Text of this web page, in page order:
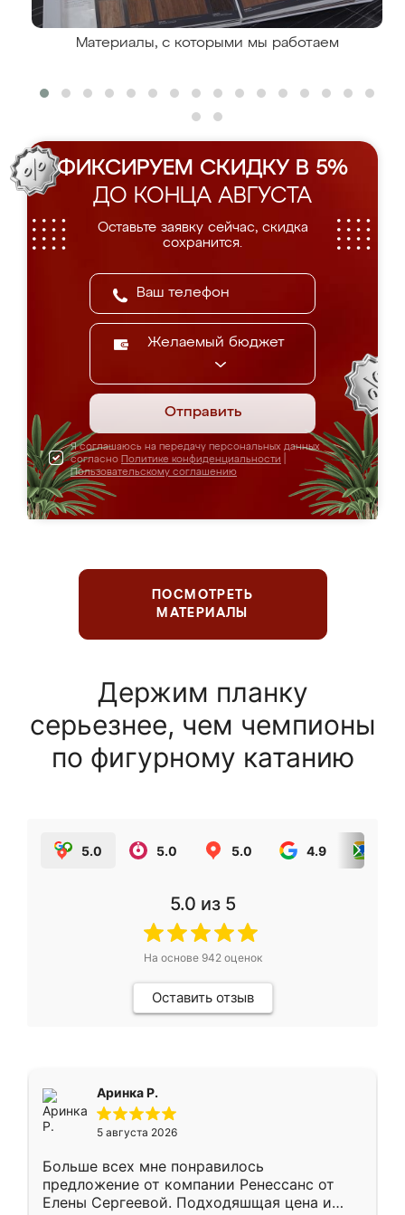
Материалы, с которыми мы работаем
ФИКСИРУЕМ СКИДКУ В 5%
ДО КОНЦА АВГУСТА
Оставьте заявку сейчас, скидка
сохранится.
Желаемый бюджет
Отправить
Я соглашаюсь на передачу персональных данных
согласно Политике конфиденциальности
Пользовательскому соглашению
ПОСМОТРЕТЬ
МАТЕРИАЛЫ
Держим планку
серьезнее, чем чемпионы
по фигурному катанию
5.0 5.0 5.0 4.9
5.0 из 5
На основе 942оценок
Оставить отзыв
Аринка Р.
5 августа 2026
Больше всех мне понравилось
предложение от компании Ренессанс от
Елены Сергеевой. Подходяшщая цена и